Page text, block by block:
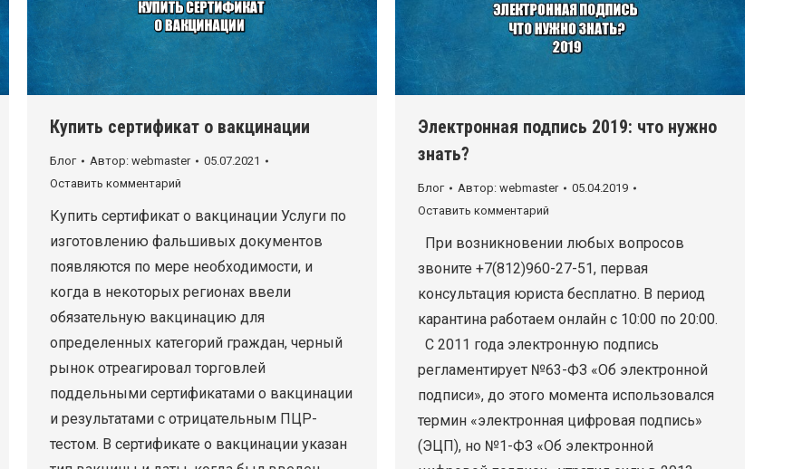
Купить сертификат о вакцинации
Блог Автор: webmaster
05.07.2021
Оставить комментарий
Купить сертификат о вакцинации Услуги по
изготовлению фальшивых документов
появляются по мере необходимости, и
когда в некоторых регионах ввели
обязательную вакцинацию для
определенных категорий граждан, черный
рынок отреагировал торговлей
поддельными сертификатами о вакцинации
и результатами с отрицательным ПЦР-
тестом. В сертификате о вакцинации указан
Электронная подпись 2019: что нужно
знать?
Блог Автор: webmaster
05.04.2019
Оставить комментарий
При возникновении любых вопросов
звоните +7(812)960-27-51, первая
консультация юриста бесплатно. В период
карантина работаем онлайн с 10:00 по 20:00.
С 2011 года электронную подпись
регламентирует №63-ФЗ «Об электронной
подписи», до этого момента использовался
термин «электронная цифровая подпись»
(ЭЦП), но №1-ФЗ «Об электронной